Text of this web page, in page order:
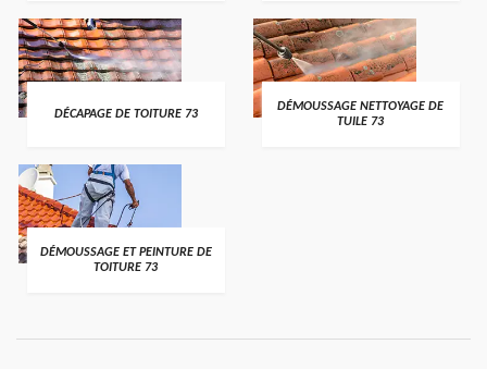
DÉCAPAGE DE TOITURE 73
DÉMOUSSAGE NETTOYAGE DE
TUILE 73
DÉMOUSSAGE ET PEINTURE DE
TOITURE 73